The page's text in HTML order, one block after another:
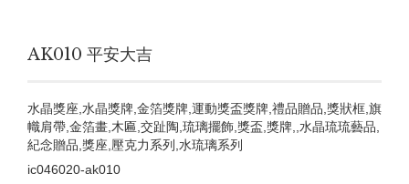
AK010 平安大吉
水晶獎座,水晶獎牌,金箔獎牌,運動獎盃獎牌,禮品贈品,獎狀框,旗
幟肩帶,金箔畫,木匾,交趾陶,琉璃擺飾,獎盃,獎牌,,水晶琉琉藝品,
紀念贈品,獎座,壓克力系列,水琉璃系列
ic046020-ak010